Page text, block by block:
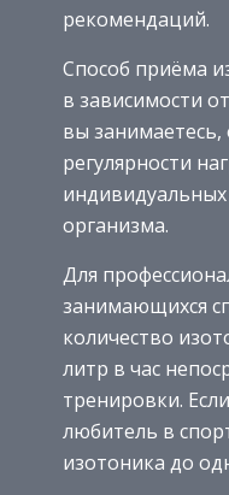
рекомендаций.
Способ приёма
в зависимости
вы занимаетесь,
регулярности
организма.
Для
занимающихся
количество
литр в час
тренировки.
любитель в
изотоника до